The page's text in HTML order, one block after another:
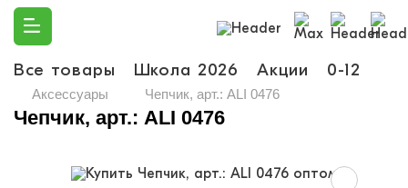
Все товары Школа 2026 Акции 0-12
Аксессуары Чепчик, арт.: ALI 0476
Чепчик, арт.: ALI 0476